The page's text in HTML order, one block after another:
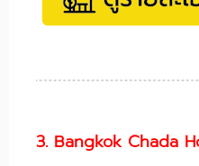
3. Bangkok Chada